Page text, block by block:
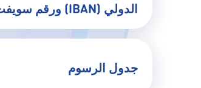
الدولي (IBAN) ورقم سويفت
جدول الرسوم